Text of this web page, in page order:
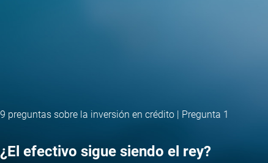
9 preguntas sobre la inversión en crédito | Pregunta 1
¿El efectivo sigue siendo el rey?